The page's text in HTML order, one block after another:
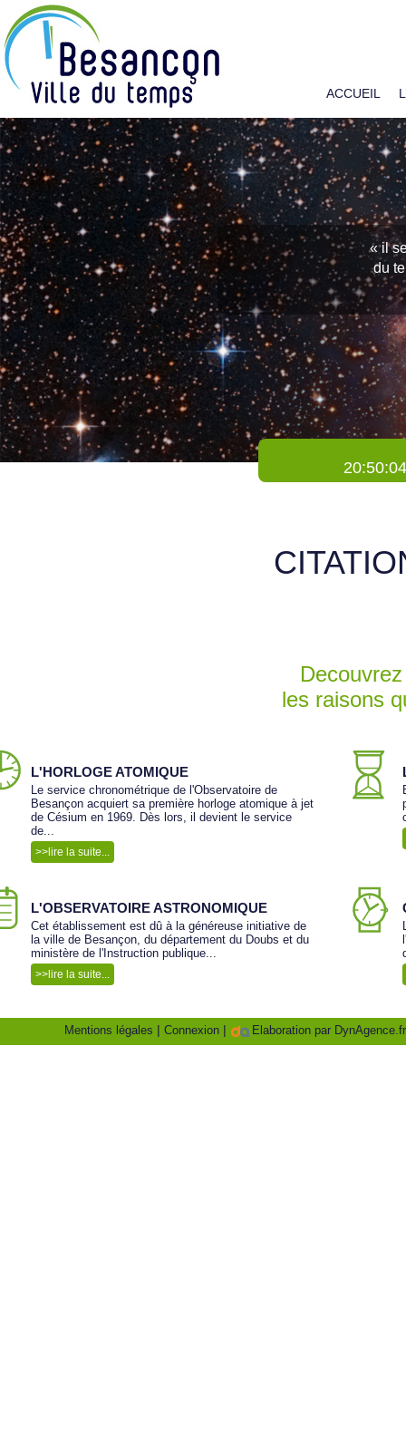
« il
du
« Il
qui ne
20:50:05
ACCUEIL
les raisons
L'HORLOGE ATOMIQUE
Le service chronométrique de l'Observatoire de
Besançon acquiert sa première horloge atomique à jet
de Césium en 1969. Dès lors, il devient le service
de...
>>lire la suite...
L'OBSERVATOIRE ASTRONOMIQUE
Cet établissement est dû à la généreuse initiative de
la ville de Besançon, du département du Doubs et du
ministère de l'Instruction publique...
>>lire la suite...
Mentions légales |Connexion | Elaboration par